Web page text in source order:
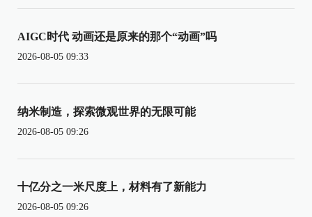
AIGC时代 动画还是原来的那个“动画”吗
2026-08-05 09:33
纳米制造，探索微观世界的无限可能
2026-08-05 09:26
十亿分之一米尺度上，材料有了新能力
2026-08-05 09:26